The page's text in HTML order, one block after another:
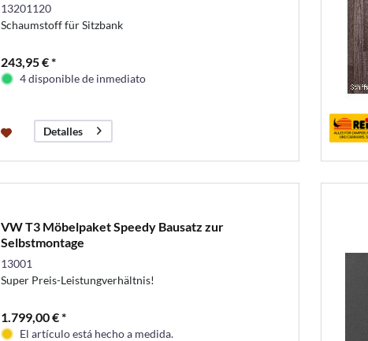
13201120
Schaumstoff für Sitzbank
243,95 € *
4 disponible de inmediato
Detalles
VW T3 Möbelpaket Speedy Bausatz zur
Selbstmontage
13001
Super Preis-Leistungverhältnis!
1.799,00 € *
El artículo está hecho a medida.